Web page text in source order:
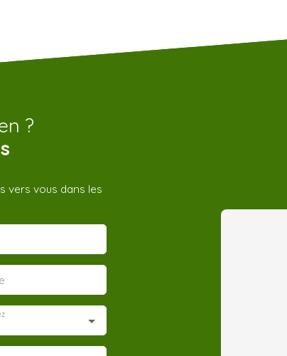
?
vers vous dans les